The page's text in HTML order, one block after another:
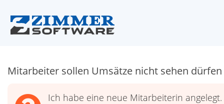
Mitarbeiter sollen Umsätze nicht sehen dürfen
Ich habe eine neue Mitarbeiterin